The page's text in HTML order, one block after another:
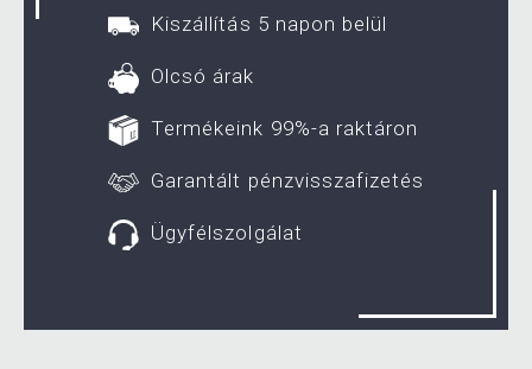
Kiszállítás 5 napon belül
Olcsó árak
Termékeink 99%-a raktáron
Garantált pénzvisszafizetés
Ügyfélszolgálat